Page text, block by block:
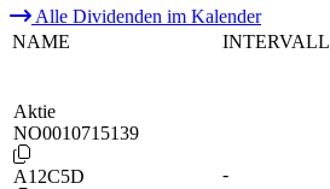
Alle Dividenden im Kalender
NAME
INTERVALL
Aktie
NO0010715139
A12C5D -